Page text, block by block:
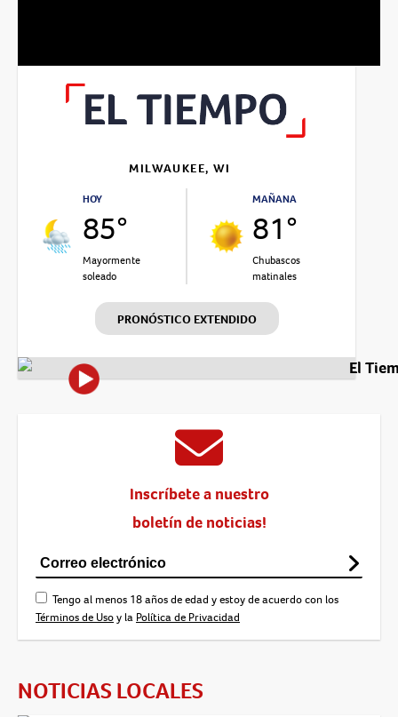
MILWAUKEE, WI
HOY
85°
Mayormente
soleado
MAÑANA
81°
Chubascos
matinales
PRONÓSTICO EXTENDIDO
El
Inscríbete a nuestro
boletín de noticias!
Tengo al menos 18 años de edad y estoy de acuerdo con los
Términos de Usoy la Política de Privacidad
NOTICIAS LOCALES